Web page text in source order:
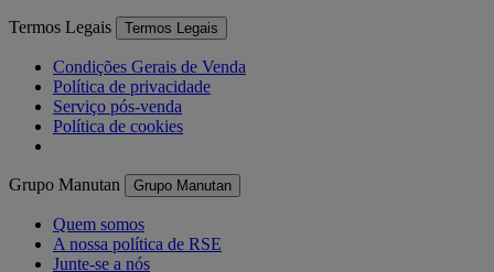
Termos Legais Termos Legais
Condições Gerais de Venda
Política de privacidade
Serviço pós-venda
Política de cookies
Grupo Manutan Grupo Manutan
Quem somos
A nossa política de RSE
Junte-se a nós